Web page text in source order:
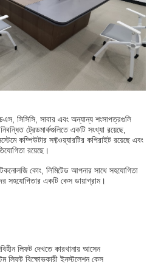
সিসিসি, সাবার এবং অন্যান্য শংসাপত্রগুলি
ট্রেডমার্কগুলিতে একটি সংখ্যা রয়েছে,
কম্পিউটার সফ্টওয়্যারটির কপিরাইট রয়েছে এবং
রয়েছে।
কোং, লিমিটেড আপনার সাথে সহযোগিতা
সহযোগিতার একটি কেস ডায়াগ্রাম।
লিফট দেখতে কারখানায় আসেন
লিফট বিক্ষোভকারী ইনস্টলেশন কেস